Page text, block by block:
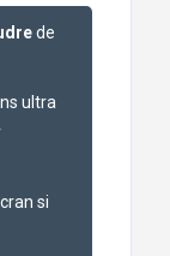
de
ultra
si